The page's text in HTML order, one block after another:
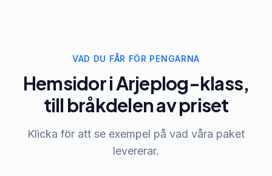
VAD DU FÅR FÖR PENGARNA
Hemsidor i Arjeplog-klass,
till bråkdelen av priset
Klicka för att se exempel på vad våra paket
levererar.